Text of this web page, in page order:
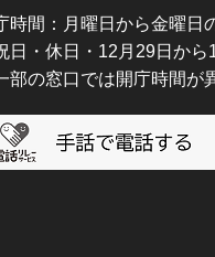
時間：月曜日から金曜日
日・休日・12月29日から
部の窓口では開庁時間が